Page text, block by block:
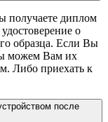
получаете диплом
о
образца. Если Вы
можем Вам их
Либо приехать к
после